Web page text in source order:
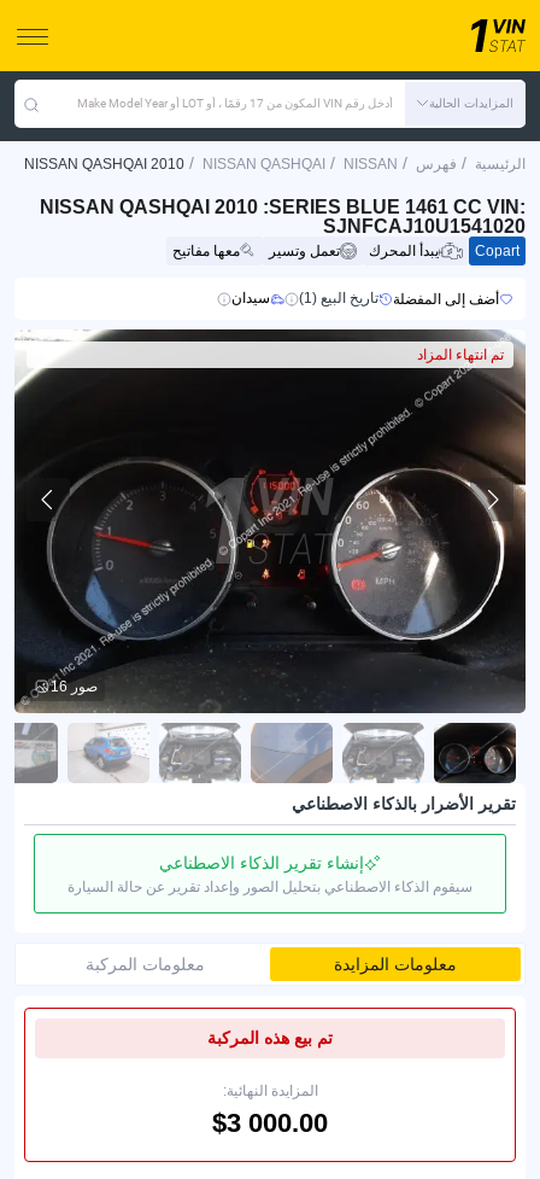
المزايدات الحالية أدخل رقم VIN المكون من 17 رقمًا ، أو LOT أو Make Model Year
الرئيسية / فهرس /
NISSAN
/
NISSAN QASHQAI
/
NISSAN QASHQAI 2010
NISSAN QASHQAI 2010 :SERIES BLUE 1461 CC VIN:
SJNFCAJ10U1541020
Copart يبدأ المحرك تعمل وتسير معها مفاتيح
أضف إلى المفضلة تاريخ البيع (1) سيدان
تم انتهاء المزاد
16 صور
تقرير الأضرار بالذكاء الاصطناعي
إنشاء تقرير الذكاء الاصطناعي
سيقوم الذكاء الاصطناعي بتحليل الصور وإعداد تقرير عن حالة السيارة
معلومات المزايدة معلومات المركبة
تم بيع هذه المركبة
المزايدة النهائية: